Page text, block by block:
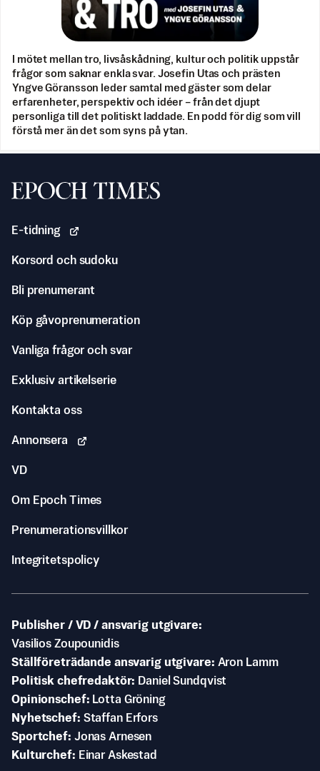
I mötet mellan tro, livsåskådning, kultur och politik uppstår
frågor som saknar enkla svar. Josefin Utas och prästen
Yngve Göransson leder samtal med gäster som delar
erfarenheter, perspektiv och idéer – från det djupt
personliga till det politiskt laddade. En podd för dig som vill
förstå mer än det som syns på ytan.
Svenska Epoch Times
E-tidning
Korsord och sudoku
Bli prenumerant
Köp gåvoprenumeration
Vanliga frågor och svar
Exklusiv artikelserie
Kontakta oss
Annonsera
VD
Om Epoch Times
Prenumerationsvillkor
Integritetspolicy
Publisher / VD / ansvarig utgivare
Vasilios Zoupounidis
Ställföreträdande ansvarig utgivare Aron Lamm
Politisk chefredaktör
Daniel Sundqvist
Opinionschef
Lotta Gröning
Nyhetschef Staffan Erfors
Sportchef Jonas Arnesen
Kulturchef
Einar Askestad